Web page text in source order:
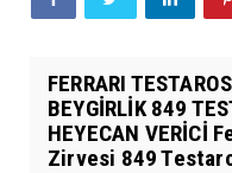
FERRARI
BEYGİRLİK 849
HEYECAN VERİCİ
Zirvesi 849